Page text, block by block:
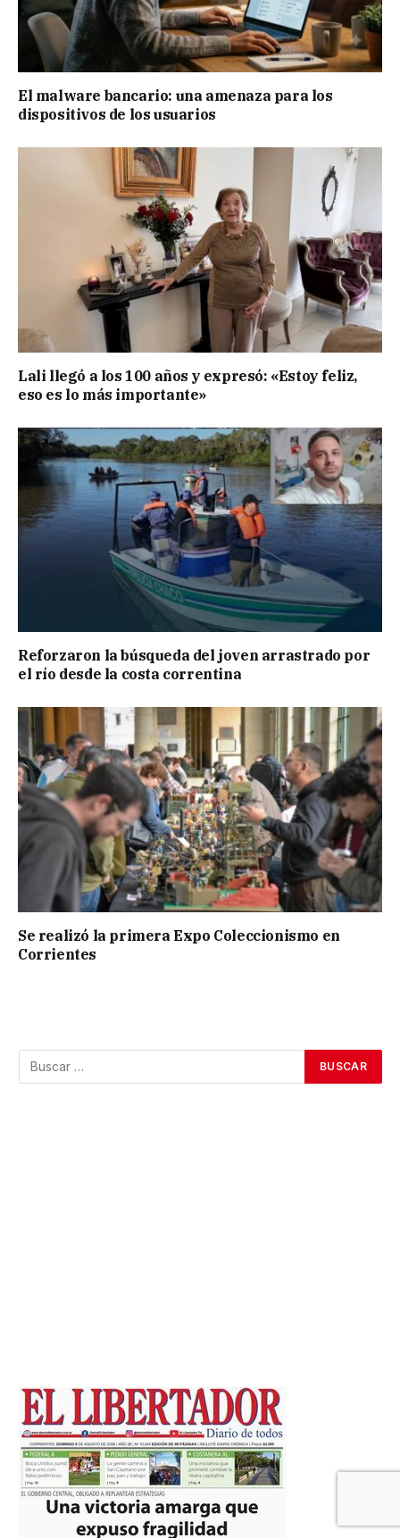
El malware bancario: una amenaza para los
dispositivos de los usuarios
Lali llegó a los 100 años y expresó: «Estoy feliz,
eso es lo más importante»
Reforzaron la búsqueda del joven arrastrado por
el río desde la costa correntina
Se realizó la primera Expo Coleccionismo en
Corrientes